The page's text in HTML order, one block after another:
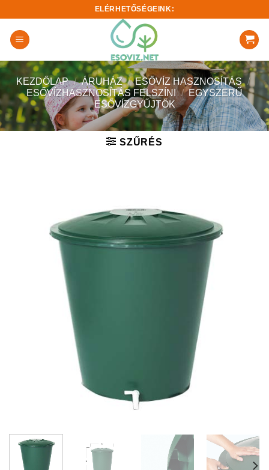
to
content
ELÉRHETŐSÉGEINK:
KEZDŐLAP / ÁRUHÁZ / ESŐVÍZ HASZNOSÍTÁS /
ESŐVÍZHASZNOSÍTÁS FELSZÍNI / EGYSZERŰ
ESŐVÍZGYŰJTŐK
SZŰRÉS